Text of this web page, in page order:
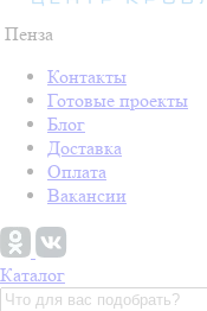
Пенза
Контакты
Готовые проекты
Блог
Доставка
Оплата
Вакансии
Каталог